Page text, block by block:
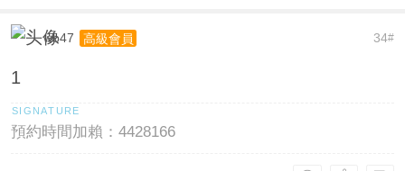
34#
wb47 高級會員
1
預約時間加賴：4428166